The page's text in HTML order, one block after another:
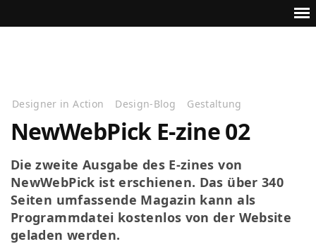
Designer in Action Design-Blog Gestaltung
NewWebPick E-zine 02
Die zweite Ausgabe des E-zines von
NewWebPick ist erschienen. Das über 340
Seiten umfassende Magazin kann als
Programmdatei kostenlos von der Website
geladen werden.